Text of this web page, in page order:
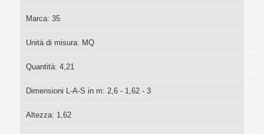
Marca: 35
Unità di misura: MQ
Quantità: 4,21
Dimensioni L-A-S in m: 2,6 - 1,62 - 3
Altezza: 1,62